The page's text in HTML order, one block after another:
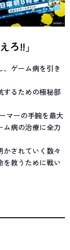
ろ!!」
、ゲーム病を引き
するための極秘部
マーの手腕を最大
ム病の治療に全力
されていく数々
を救うために戦い